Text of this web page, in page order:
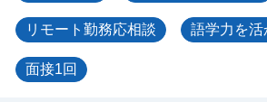
リモート勤務応相談 語学力を活
面接1回